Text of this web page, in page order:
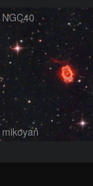
NGC40
mikoyan